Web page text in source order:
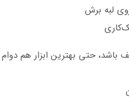
لبه برش
حتی بهترین ابزار هم دوام